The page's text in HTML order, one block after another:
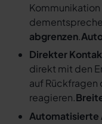
abgrenzen.
Direkter
direkt mit den
auf Rückfragen
reagieren.
Automatisierte